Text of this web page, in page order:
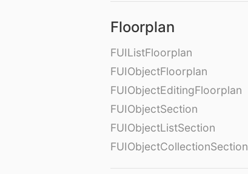
Floorplan
FUIListFloorplan
FUIObjectFloorplan
FUIObjectEditingFloorplan
FUIObjectSection
FUIObjectListSection
FUIObjectCollectionSection